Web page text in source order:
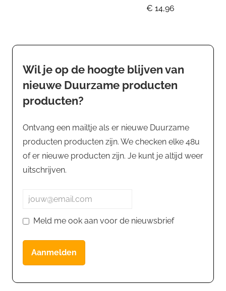
€ 14,96
Wil je op de hoogte blijven van
nieuwe Duurzame producten
producten?
Ontvang een mailtje als er nieuwe Duurzame
producten producten zijn. We checken elke 48u
of er nieuwe producten zijn. Je kunt je altijd weer
uitschrijven.
Meld me ook aan voor de nieuwsbrief
Aanmelden